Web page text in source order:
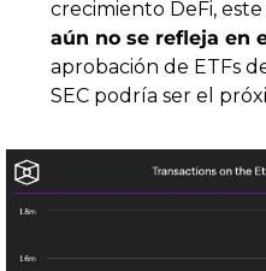
aún no se refleja en
aprobación de ETFs
SEC podría ser el